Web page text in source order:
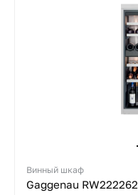
Винный шкаф
Gaggenau RW222262